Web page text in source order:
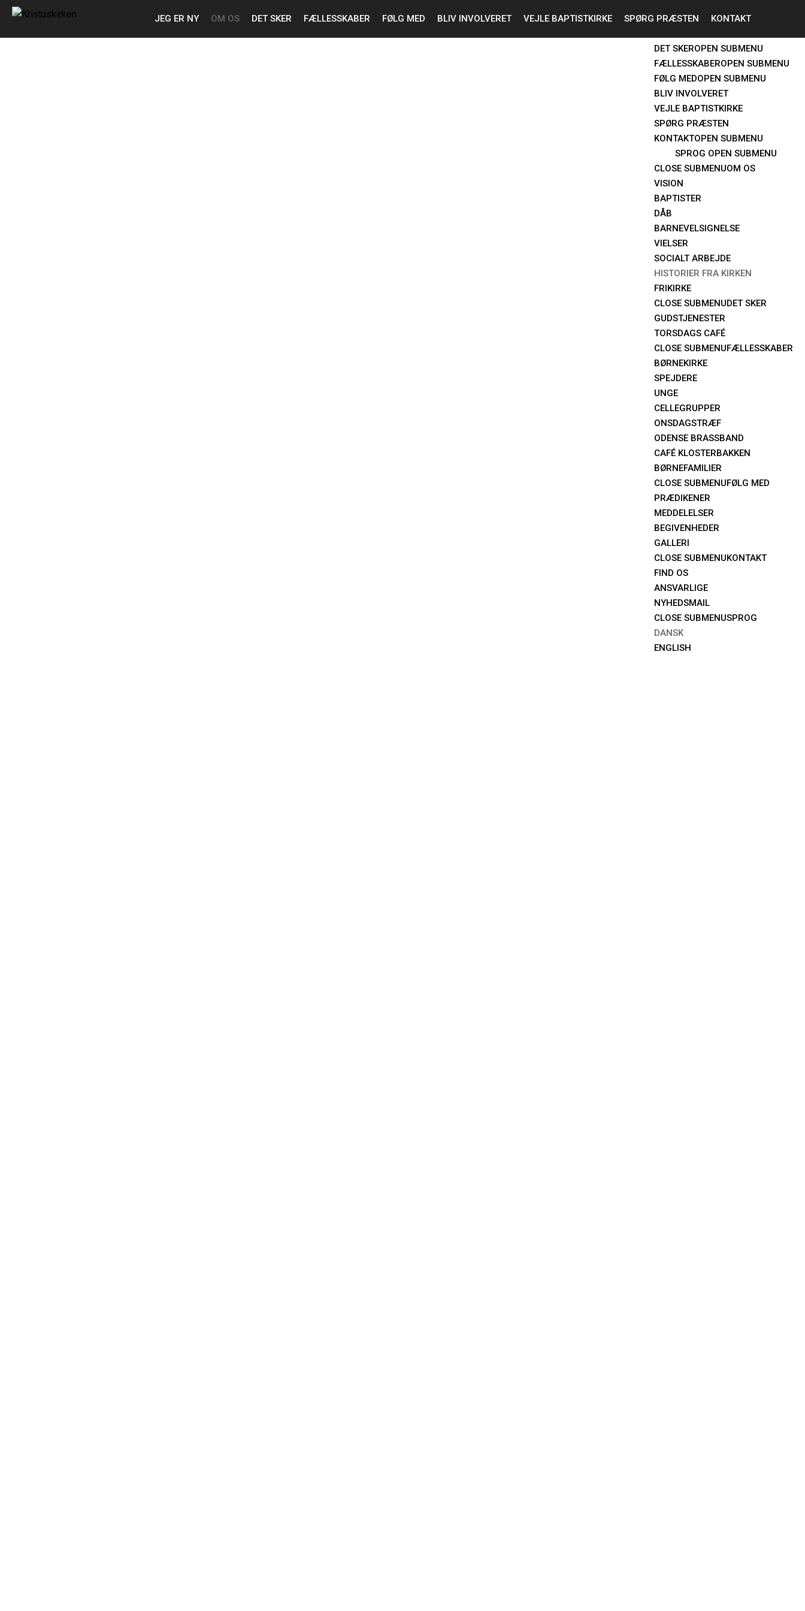
JEG ER NY
DET SKEROPEN SUBMENU
FÆLLESSKABEROPEN SUBMENU
FØLG MEDOPEN SUBMENU
BLIV INVOLVERET
VEJLE BAPTISTKIRKE
SPØRG PRÆSTEN
KONTAKTOPEN SUBMENU
SPROG OPEN SUBMENU
CLOSE SUBMENUOM OS
VISION
BAPTISTER
DÅB
BARNEVELSIGNELSE
VIELSER
SOCIALT ARBEJDE
HISTORIER FRA KIRKEN
FRIKIRKE
CLOSE SUBMENUDET SKER
GUDSTJENESTER
TORSDAGS CAFÉ
CLOSE SUBMENUFÆLLESSKABER
BØRNEKIRKE
SPEJDERE
UNGE
CELLEGRUPPER
ONSDAGSTRÆF
ODENSE BRASSBAND
CAFÉ KLOSTERBAKKEN
BØRNEFAMILIER
CLOSE SUBMENUFØLG MED
PRÆDIKENER
MEDDELELSER
BEGIVENHEDER
GALLERI
CLOSE SUBMENUKONTAKT
FIND OS
ANSVARLIGE
NYHEDSMAIL
CLOSE SUBMENUSPROG
DANSK
ENGLISH
JEG ER NY OM OS DET SKER FÆLLESSKABER FØLG MED BLIV INVOLVERET VEJLE BAPTISTKIRKE SPØRG PRÆSTEN KONTAKT